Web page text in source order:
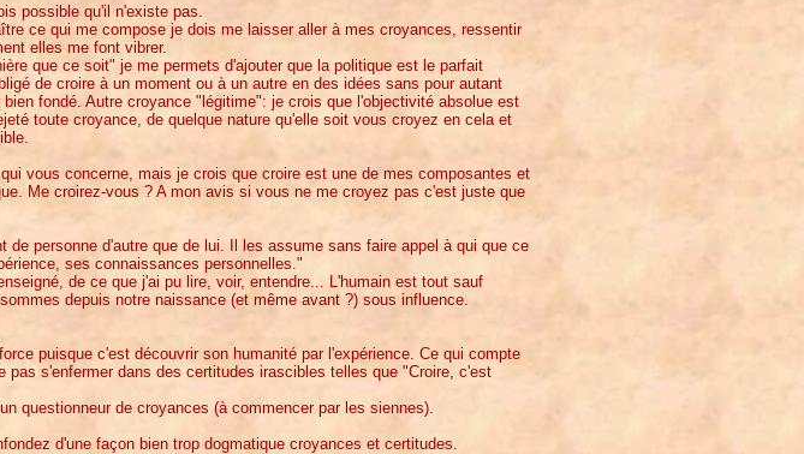
possible qu'il n'existe pas.
ce qui me compose je dois me laisser aller à mes croyances, ressentir
elles me font vibrer.
que ce soit" je me permets d'ajouter que la politique est le parfait
de croire à un moment ou à un autre en des idées sans pour autant
fondé. Autre croyance "légitime": je crois que l'objectivité absolue est
toute croyance, de quelque nature qu'elle soit vous croyez en cela et
vous concerne, mais je crois que croire est une de mes composantes et
Me croirez-vous ? A mon avis si vous ne me croyez pas c'est juste que
de personne d'autre que de lui. Il les assume sans faire appel à qui que ce
ses connaissances personnelles."
de ce que j'ai pu lire, voir, entendre... L'humain est tout sauf
depuis notre naissance (et même avant ?) sous influence.
puisque c'est découvrir son humanité par l'expérience. Ce qui compte
pas s'enfermer dans des certitudes irascibles telles que "Croire, c'est
questionneur de croyances (à commencer par les siennes).
d'une façon bien trop dogmatique croyances et certitudes.